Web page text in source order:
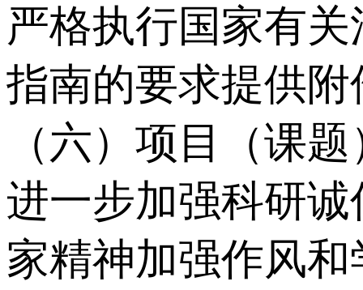
严格执行国家有
指南的要求提供
（六）项目（课
进一步加强科研
家精神加强作风